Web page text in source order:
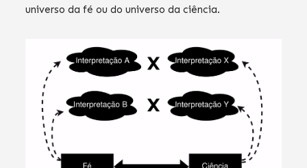
universo da fé ou do universo da ciência.